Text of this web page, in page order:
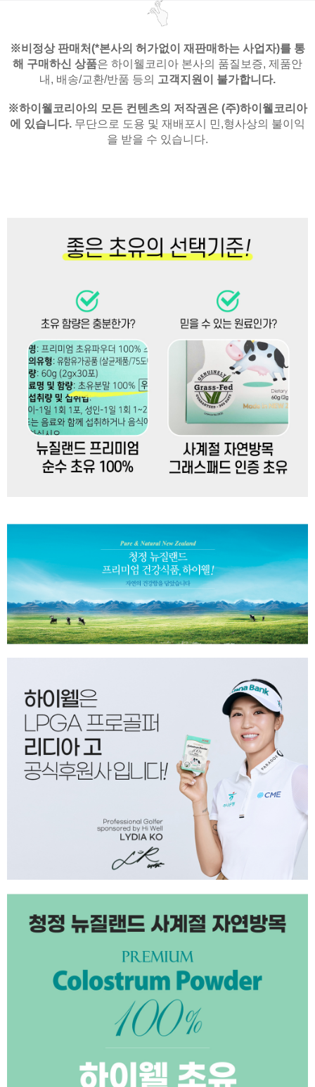
※비정상 판매처(*본사의 허가없이 재판매하는 사업자)를 통
해 구매하신 상품은 하이웰코리아 본사의 품질보증, 제품안
내, 배송/교환/반품 등의 고객지원이 불가합니다.
※하이웰코리아의 모든 컨텐츠의 저작권은 (주)하이웰코리아
에 있습니다. 무단으로 도용 및 재배포시 민,형사상의 불이익
을 받을 수 있습니다.